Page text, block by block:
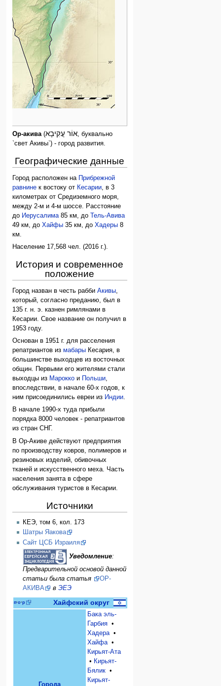
Ор-акива(אוֹר עֲקִיבָא, буквально
`свет Акивы`) - город развития.
Географические данные
Город расположен на Прибрежной
равнине к востоку от Кесарии , в 3
километрах от Средиземного моря,
между 2-м и 4-м шоссе. Расстояние
до Иерусалима 85 км, доТель-Авива
49 км, доХайфы 35 км, доХадеры 8
км.
Население 17,568 чел. (2016 г.).
История и современное
положение
Город назван в честь раббиАкивы
который, согласно преданию, был в
135 г. н. э. казнен римлянами в
Кесарии. Свое название он получил в
1953 году.
Основан в 1951 г. для расселения
репатриантов измабары Кесария, в
большинстве выходцев из восточных
общин. Первыми его жителями стали
выходцы из Марокко и Польши,
впоследствии, в начале 60-х годов, к
ним присоединились евреи из Индии.
В начале 1990-х туда прибыли
порядка 8000 человек - репатриантов
из стран СНГ.
В Ор-Акиве действуют предприятия
по производству ковров, полимеров и
резиновых изделий, обивочных
тканей и искусственного меха. Часть
населения занята в сфере
обслуживания туристов в Кесарии.
Источники
КЕЭ, том 6, кол. 173
Шатры Яакова
Сайт ЦСБ Израиля
Уведомление:
Предварительной основой данной
статьи была статья
ОР-
АКИВА
в ЭЕЭ
п·о·р Хайфский округ
Города
Бака эль-
Гарбия •
Хадера •
Хайфа •
Кирьят-Ата
• Кирьят-
Бялик •
Кирьят-